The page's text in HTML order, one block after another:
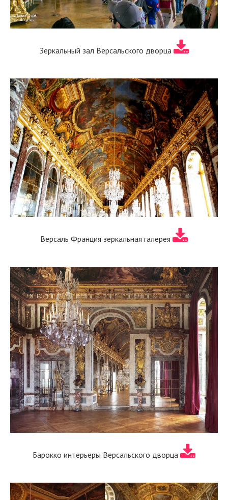
Зеркальный зал Версальского дворца
Версаль Франция зеркальная галерея
Барокко интерьеры Версальского дворца